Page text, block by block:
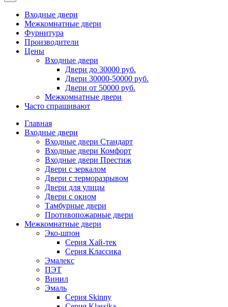
Входные двери
Межкомнатные двери
Фурнитура
Производители
Цены
Входные двери
Двери до 30000 руб.
Двери 30000-50000 руб.
Двери от 50000 руб.
Межкомнатные двери
Часто спрашивают
Главная
Входные двери
Входные двери Стандарт
Входные двери Комфорт
Входные двери Престиж
Двери с зеркалом
Двери с терморазрывом
Двери для улицы
Двери с окном
Тамбурные двери
Противопожарные двери
Межкомнатные двери
Эко-шпон
Серия Хай-тек
Серия Классика
Эмалекс
ПЭТ
Винил
Эмаль
Серия Skinny